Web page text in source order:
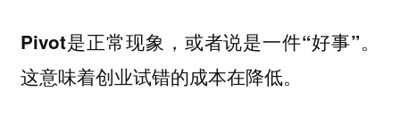
Pivot是正常现象，或者说是一件“好事”。
这意味着创业试错的成本在降低。